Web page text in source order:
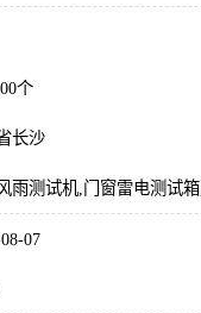
个
长沙
雨测试机,门窗雷电测试
07